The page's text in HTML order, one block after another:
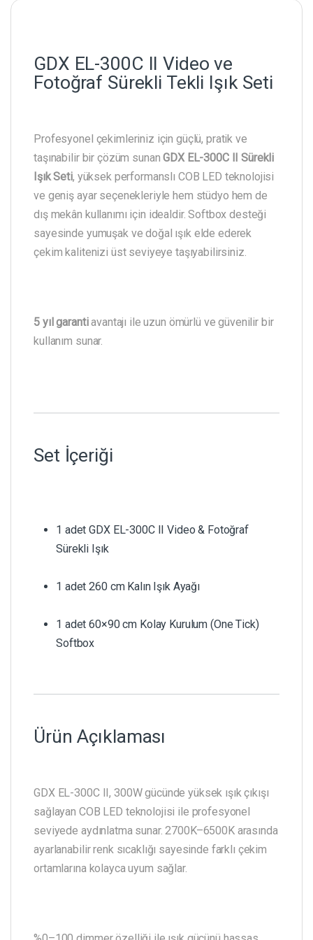
GDX EL-300C II Video ve
Fotoğraf Sürekli Tekli Işık Seti
Profesyonel çekimleriniz için güçlü, pratik ve
taşınabilir bir çözüm sunanGDX EL-300C II Sürekli
Işık Seti, yüksek performanslı COB LED teknolojisi
ve geniş ayar seçenekleriyle hem stüdyo hem de
dış mekân kullanımı için idealdir. Softbox desteği
sayesinde yumuşak ve doğal ışık elde ederek
çekim kalitenizi üst seviyeye taşıyabilirsiniz.
5 yıl garantiavantajı ile uzun ömürlü ve güvenilir bir
kullanım sunar.
Set İçeriği
1 adet GDX EL-300C II Video & Fotoğraf
Sürekli Işık
1 adet 260 cm Kalın Işık Ayağı
1 adet 60×90 cm Kolay Kurulum (One Tick)
Softbox
Ürün Açıklaması
GDX EL-300C II, 300W gücünde yüksek ışık çıkışı
sağlayan COB LED teknolojisi ile profesyonel
seviyede aydınlatma sunar. 2700K–6500K arasında
ayarlanabilir renk sıcaklığı sayesinde farklı çekim
ortamlarına kolayca uyum sağlar.